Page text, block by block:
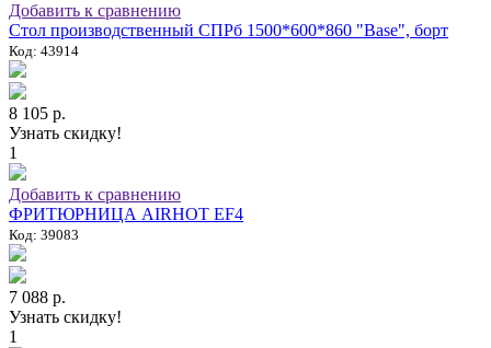
Добавить к сравнению
Стол производственный СПРб 1500*600*860 "Base", борт
Код: 43914
8 105 р.
Узнать скидку!
1
Добавить к сравнению
ФРИТЮРНИЦА AIRHOT EF4
Код: 39083
7 088 р.
Узнать скидку!
1